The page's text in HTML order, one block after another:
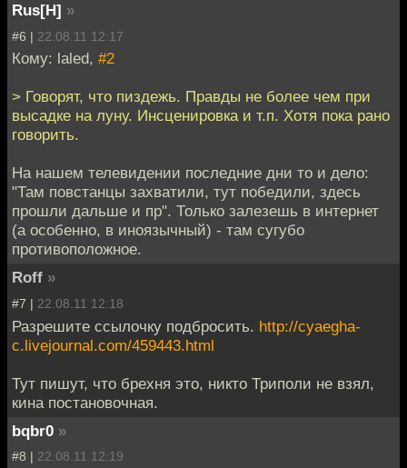
Rus[H] »
#6 | 22.08.11 12:17
Кому: laled, #2
> Говорят, что пиздежь. Правды не более чем при
высадке на луну. Инсценировка и т.п. Хотя пока рано
говорить.
На нашем телевидении последние дни то и дело:
"Там повстанцы захватили, тут победили, здесь
прошли дальше и пр". Только залезешь в интернет
(а особенно, в иноязычный) - там сугубо
противоположное.
Roff »
#7 | 22.08.11 12:18
Разрешите ссылочку подбросить. http://cyaegha-
c.livejournal.com/459443.html
Тут пишут, что брехня это, никто Триполи не взял,
кина постановочная.
bqbr0 »
#8 | 22.08.11 12:19